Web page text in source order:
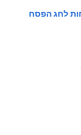
לחג הפסח